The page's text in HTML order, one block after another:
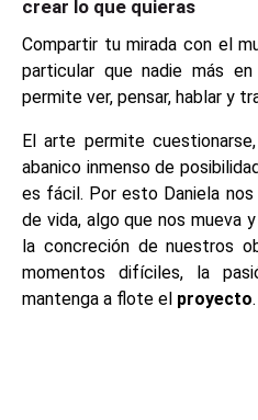
crear lo que quieras
Compartir tu mirada con el
particular que nadie más
permite ver, pensar, hablar y
El arte permite
abanico inmenso de
es fácil. Por esto Daniela
de vida, algo que nos mueva
la concreción de nuestros
momentos difíciles, la
mantenga a flote el proyecto.